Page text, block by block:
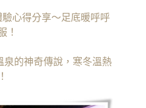
心得分享～足底暖呼呼
！
泉的神奇傳說，寒冬溫熱